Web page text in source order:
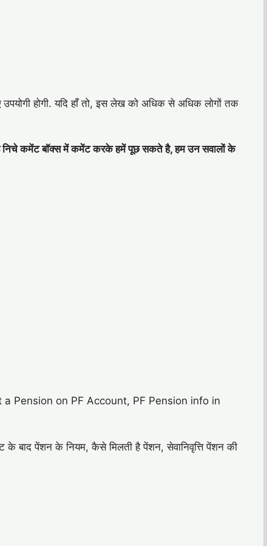
उपयोगी होगी. यदि हाँ तो, इस लेख को अधिक से अधिक लोगों तक
निचे कमेंट बॉक्स में कमेंट करके हमें पूछ सकते है, हम उन सवालों के
Pension on PF Account, PF Pension info in
के बाद पेंशन के नियम, कैसे मिलती है पेंशन, सेवानिवृत्ति पेंशन की